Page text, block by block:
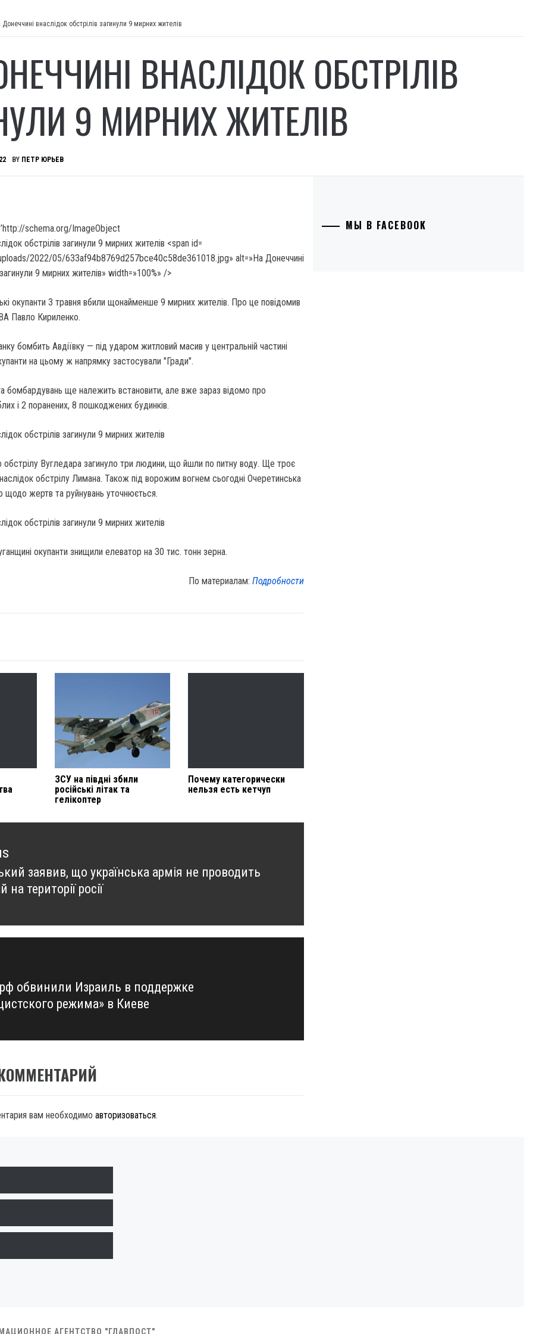
Донеччині внаслідок обстрілів загинули 9 мирних жителів
ВНАСЛІДОК ОБСТРІЛІВ
9 МИРНИХ ЖИТЕЛІВ
BY ПЕТР ЮРЬЕВ
schema.org/ImageObject
2022/05/633af94b8769d257bce40c58de361018.jpg» alt=»На Донеччині
9 мирних жителів» width=»100%» />
окупанти 3 травня вбили щонайменше 9 мирних жителів. Про це повідомив
Павло Кириленко.
бомбить Авдіївку — під ударом житловий масив у центральній частині
на цьому ж напрямку застосували "Гради".
бомбардувань ще належить встановити, але вже зараз відомо про
і 2 поранених, 8 пошкоджених будинків.
обстрілу Вугледара загинуло три людини, що йшли по питну воду. Ще троє
обстрілу Лимана. Також під ворожим вогнем сьогодні Очеретинська
щодо жертв та руйнувань уточнюється.
окупанти знищили елеватор на 30 тис. тонн зерна.
По материалам:Подробности
ЗСУ на півдні збили
російські літак та
гелікоптер
Почему категорически
нельзя есть кетчуп
заявив, що українська армія не проводить
на території росії
обвинили Израиль в поддержке
режима» в Киеве
вам необходимо авторизоваться.
МЫ В FACEBOOK
АГЕНТСТВО "ГЛАВПОСТ"